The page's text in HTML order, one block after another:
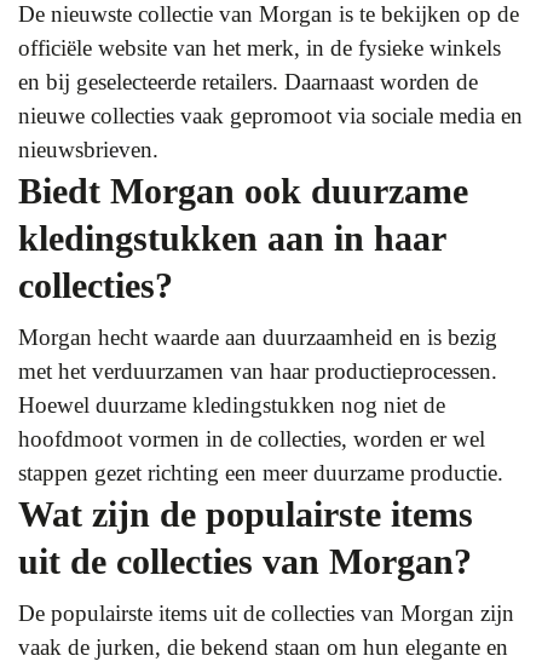
De nieuwste collectie van Morgan is te bekijken op de
officiële website van het merk, in de fysieke winkels
en bij geselecteerde retailers. Daarnaast worden de
nieuwe collecties vaak gepromoot via sociale media en
nieuwsbrieven.
Biedt Morgan ook duurzame
kledingstukken aan in haar
collecties?
Morgan hecht waarde aan duurzaamheid en is bezig
met het verduurzamen van haar productieprocessen.
Hoewel duurzame kledingstukken nog niet de
hoofdmoot vormen in de collecties, worden er wel
stappen gezet richting een meer duurzame productie.
Wat zijn de populairste items
uit de collecties van Morgan?
De populairste items uit de collecties van Morgan zijn
vaak de jurken, die bekend staan om hun elegante en